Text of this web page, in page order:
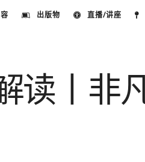
出版物 直播/讲座
读丨非